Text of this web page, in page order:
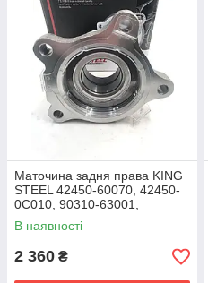
Маточина задня права KING
STEEL 42450-60070, 42450-
0C010, 90310-63001,
4245060070, 424500C010,
9031063001
В наявності
2 360 ₴